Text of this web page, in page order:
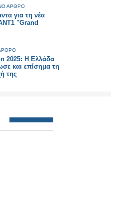
ΑΡΘΡΟ
για τη νέα
"Grand
2025: Η Ελλάδα
και επίσημα τη
της